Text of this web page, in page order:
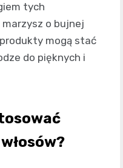
tych
o bujnej
mogą stać
do pięknych i